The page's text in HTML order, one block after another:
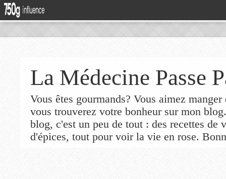
La Médecine Passe
Vous êtes gourmands? Vous aimez
vous trouverez votre bonheur sur mon
blog, c'est un peu de tout : des recettes de
d'épices, tout pour voir la vie en rose.